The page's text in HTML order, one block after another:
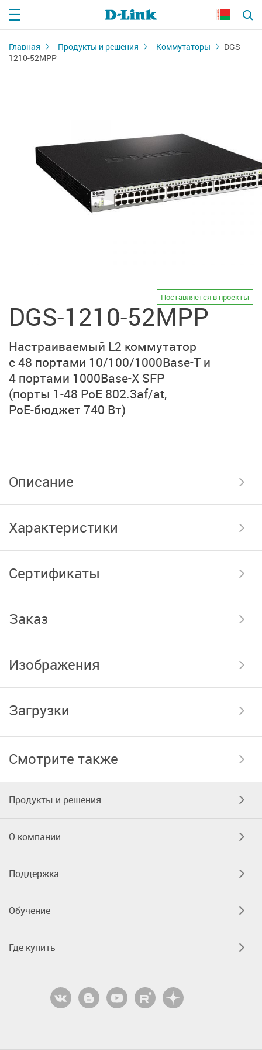
Главная Продукты и решения Коммутаторы
DGS-
1210-52MPP
DGS-1210-52MPP
Поставляется в проекты
Настраиваемый L2 коммутатор
с 48 портами 10/100/1000Base-T и
4 портами 1000Base-X SFP
(порты 1-48 PoE 802.3af/at,
PoE-бюджет 740 Вт)
Описание
Характеристики
Сертификаты
Заказ
Изображения
Загрузки
Смотрите также
Продукты и решения
О компании
Поддержка
Обучение
Где купить